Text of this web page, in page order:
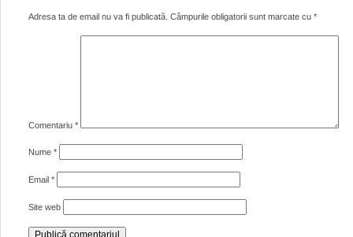
Adresa ta de email nu va fi publicată. Câmpurile obligatorii sunt marcate cu *
Comentariu *
Nume *
Email *
Site web